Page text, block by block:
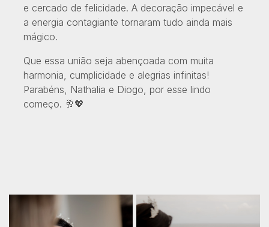
e cercado de felicidade. A decoração impecável e
a energia contagiante tornaram tudo ainda mais
mágico.
Que essa união seja abençoada com muita
harmonia, cumplicidade e alegrias infinitas!
Parabéns, Nathalia e Diogo, por esse lindo
começo. 🥂💖